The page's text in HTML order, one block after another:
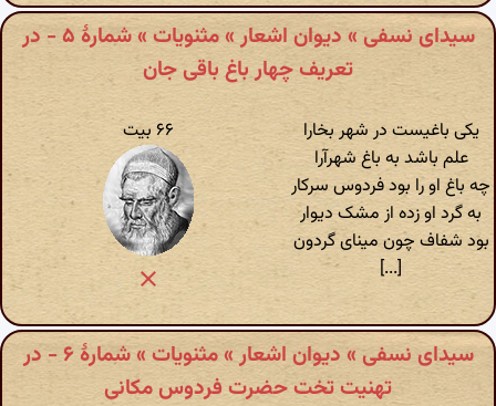
سیدای نسفی » دیوان اشعار » مثنویات » شمارهٔ ۵ - در
تعریف چهار باغ باقی جان
یکی باغیست در شهر بخارا
علم باشد به باغ شهرآرا
چه باغ او را بود فردوس سرکار
به گرد او زده از مشک دیوار
بود شفاف چون مینای گردون
[...]
۶۶ بیت
سیدای نسفی » دیوان اشعار » مثنویات » شمارهٔ ۶ - در
تهنیت تخت حضرت فردوس مکانی